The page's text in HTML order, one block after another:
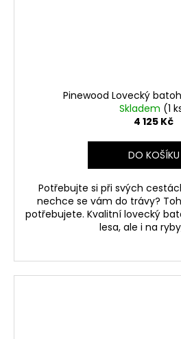
Pinewood Lovecký
Skladem (1
4 125 Kč
DO KOŠÍKU
Potřebujte si při svých
nechce se vám do trávy?
potřebujete. Kvalitní lovecký
lesa, ale i na